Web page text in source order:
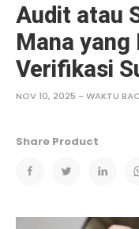
Audit atau
Mana yang
Verifikasi
NOV 10, 2025 - WAKTU
Share Product